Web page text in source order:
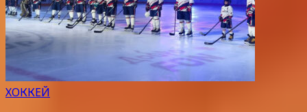
ХОККЕЙ